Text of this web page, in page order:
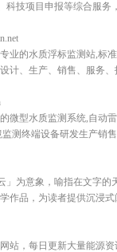
科技项目申报等综合服
业的水质浮标监测站,标
计、生产、销售、服务
微型水质监测系统,自动
测终端设备研发生产销
」为意象，喻指在文字
作品，为读者提供沉浸
站，每日更新大量能源